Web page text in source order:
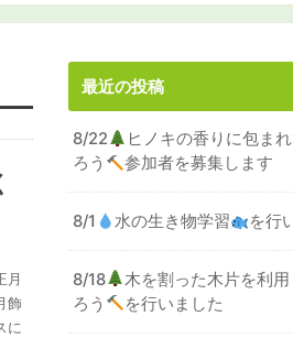
月
飾
に
最近の投稿
8/22
ヒノキの香りに包ま
ろう
参加者を募集します
8/1 水の生き物学習 を行
8/18
木を割った木片を利用
ろう
を行いました